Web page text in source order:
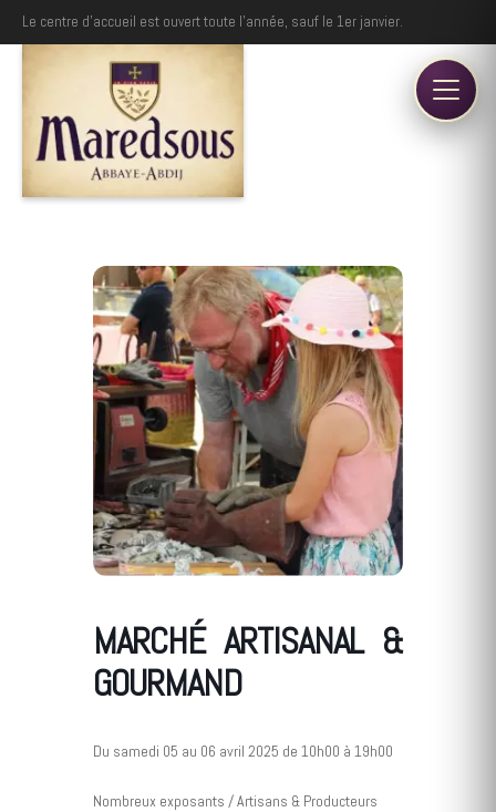
Le centre d'accueil est ouvert toute l'année, sauf le 1er janvier.
MARCHÉ ARTISANAL &
GOURMAND
Du samedi 05 au 06 avril 2025 de 10h00 à 19h00
Nombreux exposants / Artisans & Producteurs